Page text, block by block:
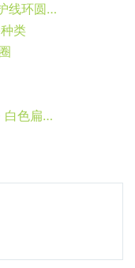
双面护线圈LED硅胶灯套开口保护护线环圆形出线环家电护线圈
类
密封条硅胶发泡条 高温海绵发泡条 白色扁条发泡